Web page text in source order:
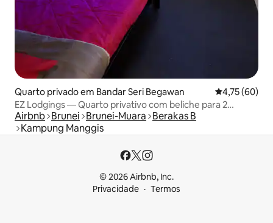
Quarto privado em Bandar Seri Begawan Classificação
4,75 (60)
EZ Lodgings — Quarto privativo com beliche para 2
pessoas
Airbnb Brunei Brunei-Muara Berakas B
Kampung Manggis
© 2026 Airbnb, Inc.
Privacidade
Termos